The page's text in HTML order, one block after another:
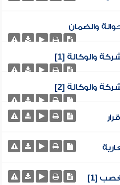
والضمان
والوكالة [1]
والوكالة [2]
[1]